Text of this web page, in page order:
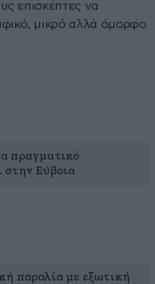
επισκέπτες να
μικρό αλλά όμορφο
πραγματικό
στην Εύβοια
παραλία με εξωτική